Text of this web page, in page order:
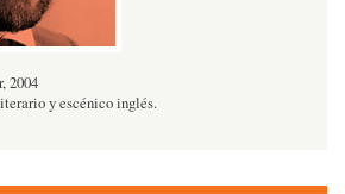
2004
y escénico inglés.